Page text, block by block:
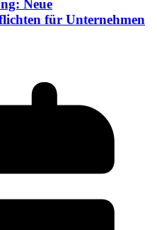
Neue
für Unternehmen